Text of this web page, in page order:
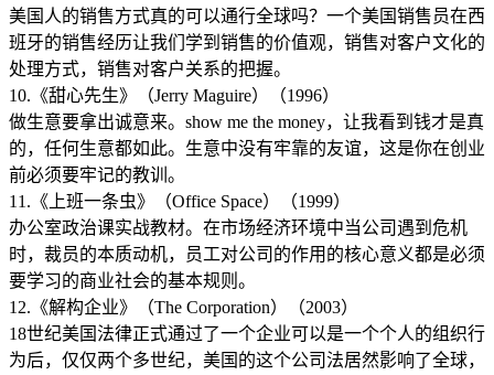
美国人的销售方式真的可以通行全球吗？一个美国销售员在西
班牙的销售经历让我们学到销售的价值观，销售对客户文化的
处理方式，销售对客户关系的把握。
10.《甜心先生》（Jerry Maguire）（1996）
做生意要拿出诚意来。show me the money，让我看到钱才是真
的，任何生意都如此。生意中没有牢靠的友谊，这是你在创业
前必须要牢记的教训。
11.《上班一条虫》（Office Space）（1999）
办公室政治课实战教材。在市场经济环境中当公司遇到危机
时，裁员的本质动机，员工对公司的作用的核心意义都是必须
要学习的商业社会的基本规则。
12.《解构企业》（The Corporation）（2003）
18世纪美国法律正式通过了一个企业可以是一个个人的组织行
为后，仅仅两个多世纪，美国的这个公司法居然影响了全球，